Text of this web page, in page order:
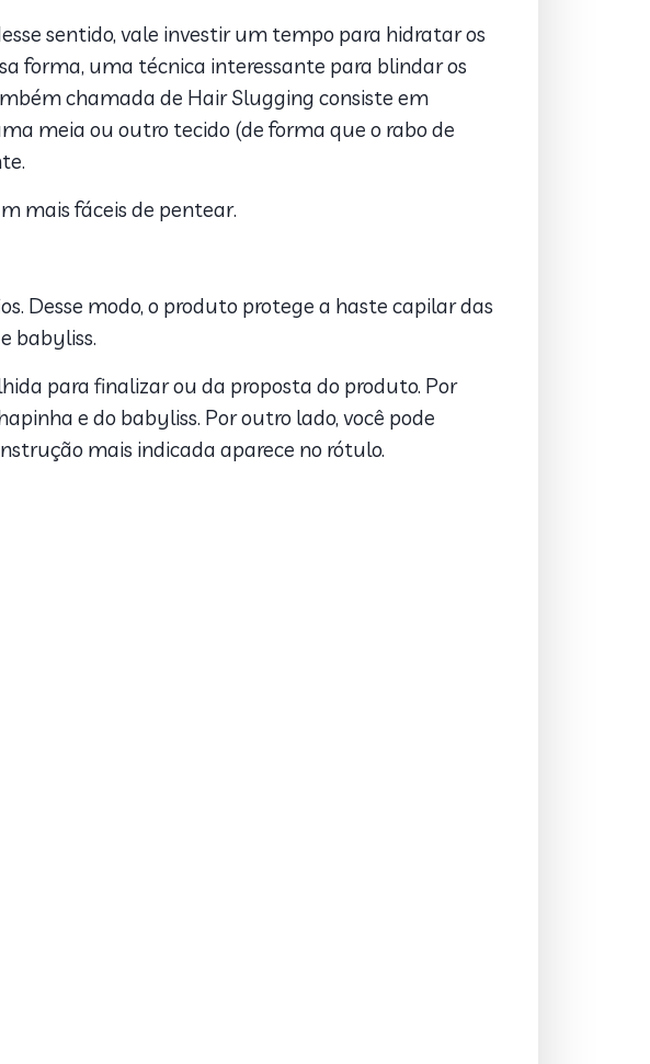
sentido, vale investir um tempo para hidratar os
forma, uma técnica interessante para blindar os
chamada de Hair Slugging consiste em
meia ou outro tecido (de forma que o rabo de
mais fáceis de pentear.
Desse modo, o produto protege a haste capilar das
babyliss.
para finalizar ou da proposta do produto. Por
e do babyliss. Por outro lado, você pode
mais indicada aparece no rótulo.